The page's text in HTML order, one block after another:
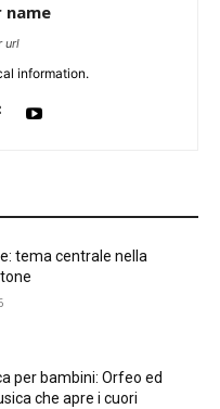
name
url
information.
tema centrale nella
per bambini: Orfeo ed
che apre i cuori